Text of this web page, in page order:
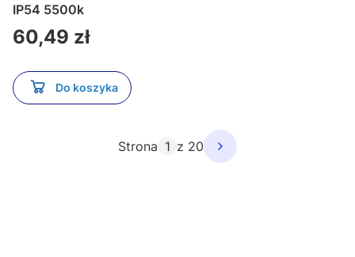
IP54 5500k
Cena
60,49 zł
Do koszyka
Strona z 20